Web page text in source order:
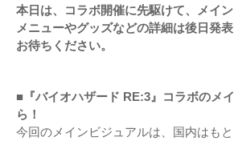
本日は、コラボ開催に先駆けて、メイン
メニューやグッズなどの詳細は後日発
お待ちください。
■『バイオハザード RE:3』コラボのメ
ら！
今回のメインビジュアルは、国内はも